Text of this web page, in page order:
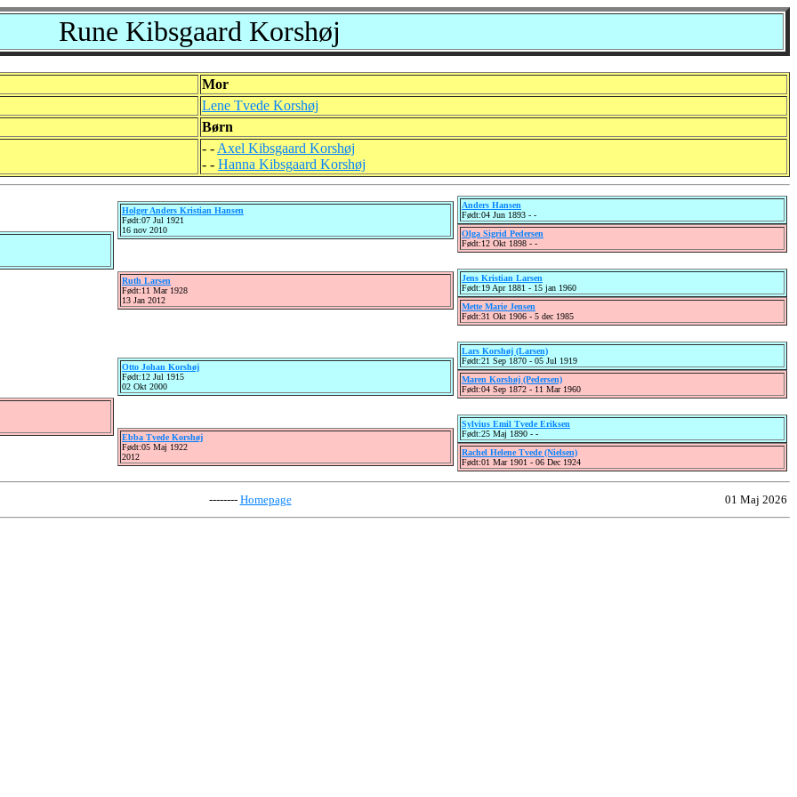
Rune Kibsgaard Korshøj
Mor
Lene Tvede Korshøj
Børn
- - Axel Kibsgaard Korshøj
- - Hanna Kibsgaard Korshøj
Holger Anders Kristian Hansen
Født:07 Jul 1921
16 nov 2010
Ruth Larsen
Født:11 Mar 1928
13 Jan 2012
Otto Johan Korshøj
Født:12 Jul 1915
02 Okt 2000
Ebba Tvede Korshøj
Født:05 Maj 1922
2012
Anders Hansen
Født:04 Jun 1893 - -
Olga Sigrid Pedersen
Født:12 Okt 1898 - -
Jens Kristian Larsen
Født:19 Apr 1881 - 15 jan 1960
Mette Marie Jensen
Født:31 Okt 1906 - 5 dec 1985
Lars Korshøj (Larsen)
Født:21 Sep 1870 - 05 Jul 1919
Maren Korshøj (Pedersen)
Født:04 Sep 1872 - 11 Mar 1960
Sylvius Emil Tvede Eriksen
Født:25 Maj 1890 - -
Rachel Helene Tvede (Nielsen)
Født:01 Mar 1901 - 06 Dec 1924
-------- Homepage 01 Maj 2026